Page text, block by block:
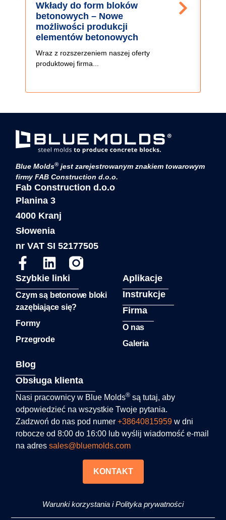
Wkłady do form bloków
betonowych – Nowe
możliwości produkcji
elementów betonowych
Wraz z rozszerzeniem naszej oferty
produktowej firma...
Blue Molds® jest zarejestrowanym znakiem towarowym
firmy FAB Construction d.o.o.
Fab Construction d.o.o
Planina 3
4000 Kranj
Słowenia
nr VAT SI 52177505
Szybkie linki
Czym są betonowe bloki
zazębiające się?
Formy
Przegrode
Aplikacje
Instrukcje
Firma
O nas
Galeria
Blog
Obsługa klienta
Nasi pracownicy w Blue Molds® są tutaj, aby
odpowiedzieć na wszystkie Twoje pytania.
Zadzwoń do nas pod numer+38640815959 w dni
robocze od 8:00 do 16:00 lub wyślij wiadomość e-mail
na adressales@bluemolds.com
KONTAKT
Warunki korzystania i Polityka prywatności